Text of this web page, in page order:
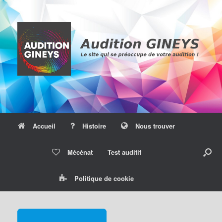
Skip
content
Accueil Histoire Nous trouver
Mécénat Test auditif
Politique de cookie